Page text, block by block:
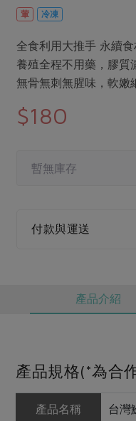
防災用品
最新產品
優惠專區
素食專區
養身食補
節慶大餐
傳到心坎裡，誠心又澎派
典藏閱覽室
最新消息
下載專區
地區活動
活動報下載
葷 冷凍
全食利用大推手 永續
養殖全程不用藥，膠質
無骨無刺無腥味，軟嫩
$180
暫無庫存
付款與運送
產品介紹
產品規格(*為合
產品名稱 台灣